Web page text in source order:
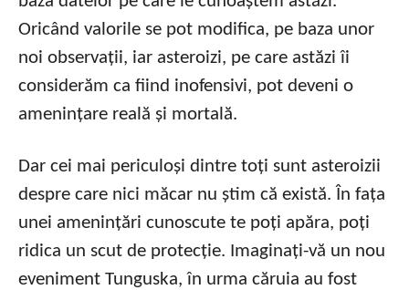
Oricând valorile se pot modifica, pe baza unor
noi observații, iar asteroizi, pe care astăzi îi
considerăm ca fiind inofensivi, pot deveni o
amenințare reală și mortală.
Dar cei mai periculoși dintre toți sunt asteroizii
despre care nici măcar nu știm că există. În fața
unei amenințări cunoscute te poți apăra, poți
ridica un scut de protecție. Imaginați-vă un nou
eveniment Tunguska, în urma căruia au fost